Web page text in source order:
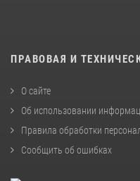
ПРАВОВАЯ И
О сайте
Об использовании
Правила обработки
Сообщить об ошибках